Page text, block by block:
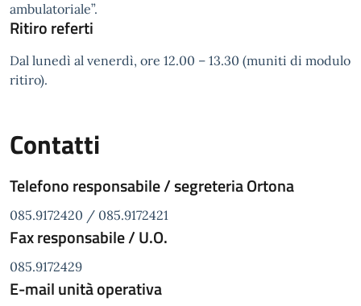
ambulatoriale”.
Ritiro referti
Dal lunedì al venerdì, ore 12.00 – 13.30 (muniti di modulo
ritiro).
Contatti
Telefono responsabile / segreteria Ortona
085.9172420 / 085.9172421
Fax responsabile / U.O.
085.9172429
E-mail unità operativa